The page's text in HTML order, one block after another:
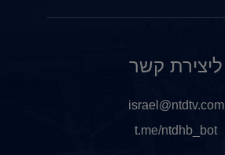
ליצירת קשר
israel@ntdtv.com
t.me/ntdhb_bot